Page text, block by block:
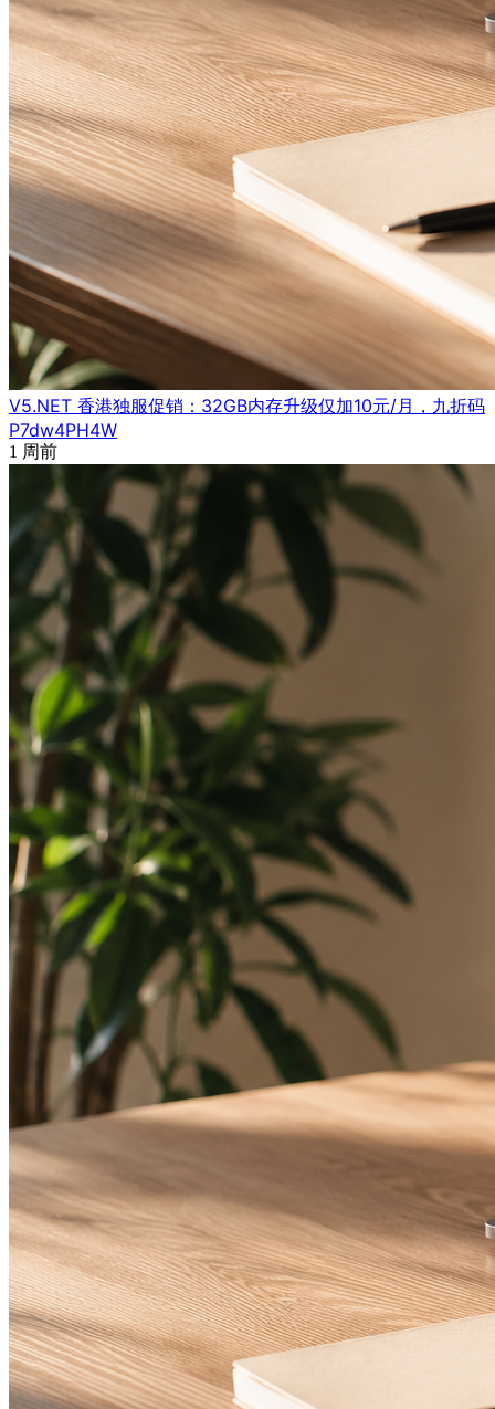
V5.NET 香港独服促销：32GB内存升级仅加10元/月，九折码
P7dw4PH4W
1 周前